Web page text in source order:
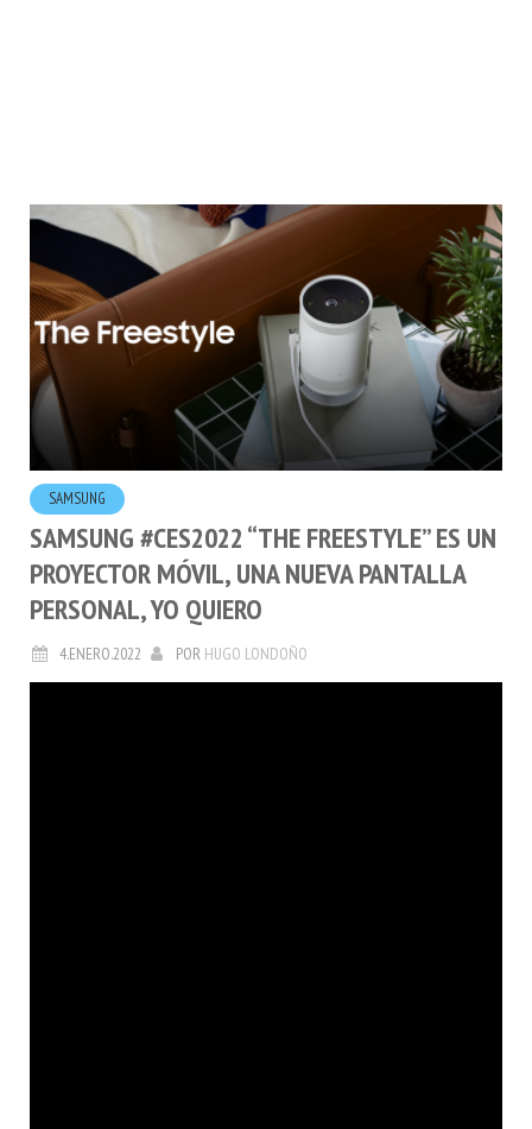
SAMSUNG
SAMSUNG #CES2022 “THE FREESTYLE” ES UN
PROYECTOR MÓVIL, UNA NUEVA PANTALLA
PERSONAL, YO QUIERO
4.ENERO.2022 POR HUGO LONDOÑO